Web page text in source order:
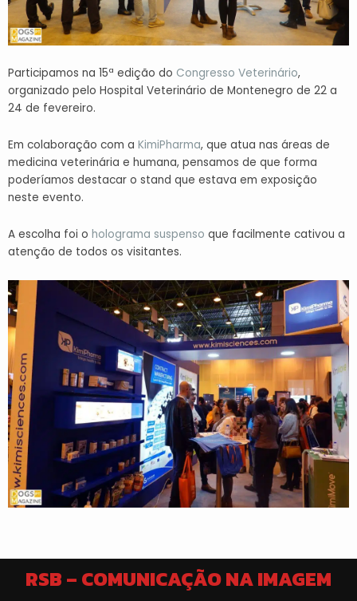
Participamos na 15ª edição do Congresso Veterinário,
organizado pelo Hospital Veterinário de Montenegro de 22 a
24 de fevereiro.
Em colaboração com a KimiPharma, que atua nas áreas de
medicina veterinária e humana, pensamos de que forma
poderíamos destacar o stand que estava em exposição
neste evento.
A escolha foi o holograma suspenso que facilmente cativou a
atenção de todos os visitantes.
RSB – COMUNICAÇÃO NA IMAGEM